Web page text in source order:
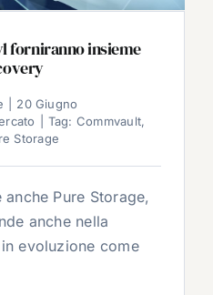
forniranno insieme
20 Giugno
Tag: Commvault,
Storage
Pure Storage,
anche nella
evoluzione come